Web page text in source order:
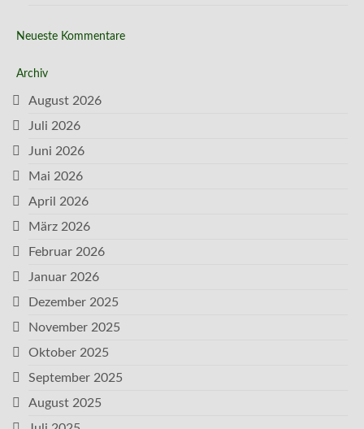
Neueste Kommentare
Archiv
August 2026
Juli 2026
Juni 2026
Mai 2026
April 2026
März 2026
Februar 2026
Januar 2026
Dezember 2025
November 2025
Oktober 2025
September 2025
August 2025